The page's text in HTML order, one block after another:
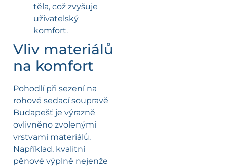
těla, což zvyšuje
uživatelský
komfort.
Vliv materiálů
na komfort
Pohodlí při sezení na
rohové sedací soupravě
Budapešť je výrazně
ovlivněno zvolenými
vrstvami materiálů.
Například, kvalitní
pěnové výplně nejenže